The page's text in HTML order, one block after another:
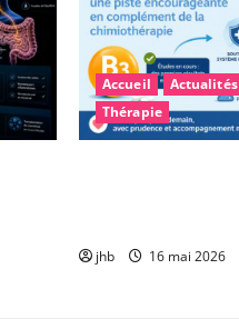
Accueil Actualités
Thérapie
jhb 16 mai 2026